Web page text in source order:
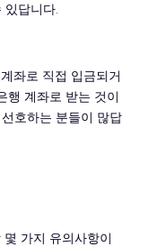
있답니다.
좌로 직접 입금되거
행 계좌로 받는 것이
호하는 분들이 많답
가지 유의사항이